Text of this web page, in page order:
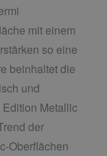
mit einem
so eine
beinhaltet die
und
Metallic
der
Oberflächen